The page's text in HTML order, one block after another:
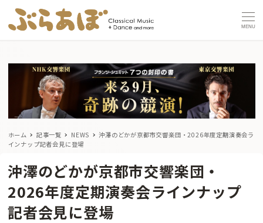
MENU
ホーム 記事一覧 NEWS
沖澤のどかが京都市交響楽団・2026年度定期演奏会ラ
インナップ記者会見に登場
沖澤のどかが京都市交響楽団・
2026年度定期演奏会ラインナップ
記者会見に登場